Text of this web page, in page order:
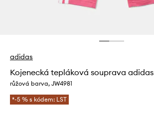
adidas
Kojenecká tepláková souprava adidas
růžová barva, JW4981
*-5 % s kódem: LST